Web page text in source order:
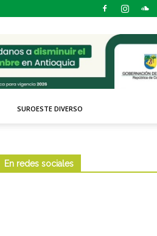
SUROESTE DIVERSO
En redes sociales